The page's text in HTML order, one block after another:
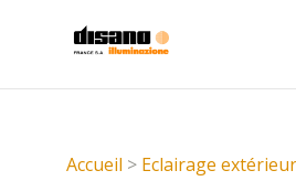
Accueil > Eclairage extérieur